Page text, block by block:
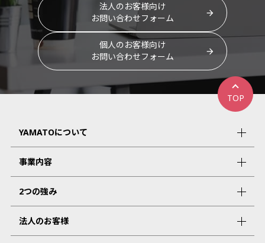
法人のお客様向け
お問い合わせフォーム
個人のお客様向け
お問い合わせフォーム
TOP
YAMATOについて
事業内容
2つの強み
法人のお客様